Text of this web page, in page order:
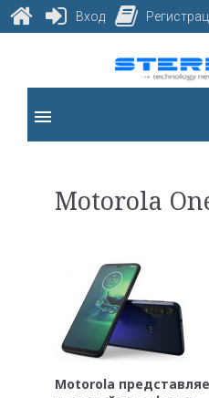
content
menu
Motorola
Motorola
Motorola
Вход